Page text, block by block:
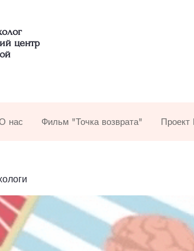
центр
нас Фильм "Точка возврата"